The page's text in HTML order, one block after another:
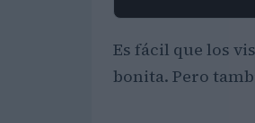
Es fácil que los
bonita. Pero